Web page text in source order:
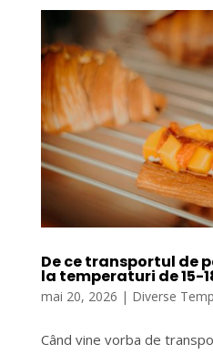
De ce transportul de
la temperaturi de 15-
mai 20, 2026 | Diverse
Când vine vorba de